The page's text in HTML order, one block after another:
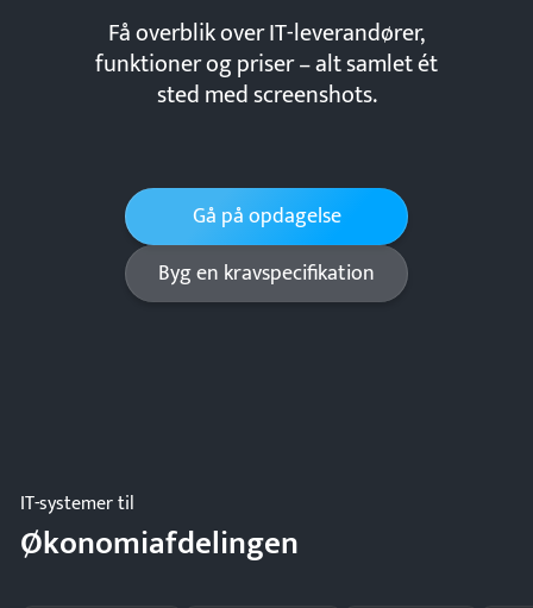
Få overblik over IT-leverandører,
funktioner og priser – alt samlet ét
sted med screenshots.
Gå på opdagelse
Byg en kravspecifikation
IT-systemer til
Økonomiafdelingen